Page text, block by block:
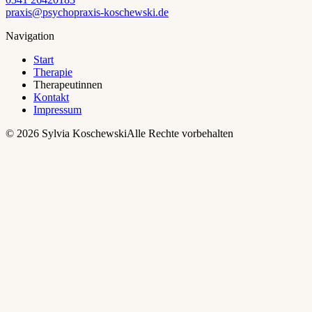
praxis@psychopraxis-koschewski.de
Navigation
Start
Therapie
Therapeutinnen
Kontakt
Impressum
© 2026 Sylvia KoschewskiAlle Rechte vorbehalten